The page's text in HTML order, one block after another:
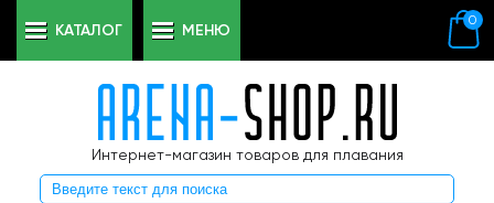
Интернет-магазин товаров для плавания
0
КАТАЛОГ МЕНЮ